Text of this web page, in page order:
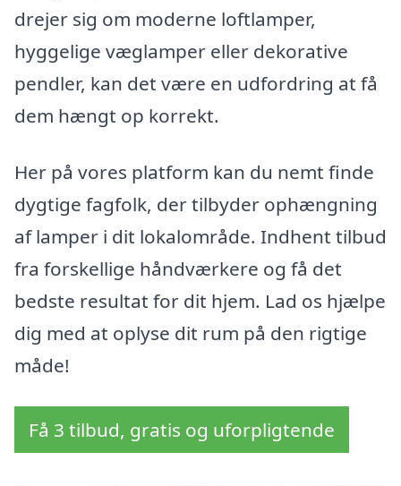
drejer sig om moderne loftlamper,
hyggelige væglamper eller dekorative
pendler, kan det være en udfordring at få
dem hængt op korrekt.
Her på vores platform kan du nemt finde
dygtige fagfolk, der tilbyder ophængning
af lamper i dit lokalområde. Indhent tilbud
fra forskellige håndværkere og få det
bedste resultat for dit hjem. Lad os hjælpe
dig med at oplyse dit rum på den rigtige
måde!
Få 3 tilbud, gratis og uforpligtende